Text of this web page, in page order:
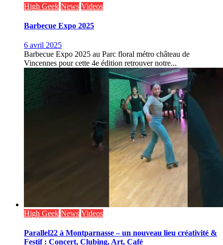
High Geek News Videos
Barbecue Expo 2025
6 avril 2025
Barbecue Expo 2025 au Parc floral métro château de
Vincennes pour cette 4e édition retrouver notre...
High Geek News Videos
Parallel22 à Montparnasse – un nouveau lieu créativité &
Festif : Concert, Clubing, Art, Café